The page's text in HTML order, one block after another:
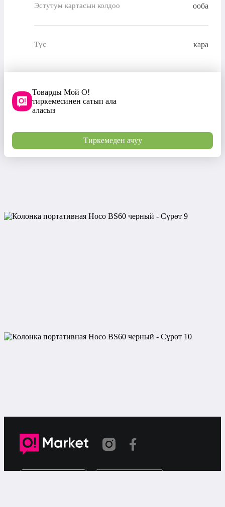
Эстутум картасын колдоо ооба
Түс кара
Товарды Мой О!
тиркемесинен сатып ала
аласыз
Тиркемеден ачуу